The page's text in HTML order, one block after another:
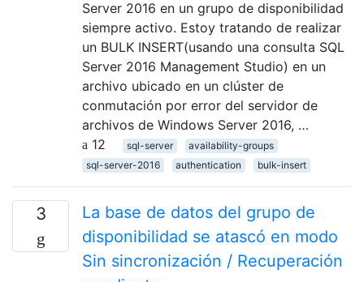
Server 2016 en un grupo de disponibilidad
siempre activo. Estoy tratando de realizar
un BULK INSERT(usando una consulta SQL
Server 2016 Management Studio) en un
archivo ubicado en un clúster de
conmutación por error del servidor de
archivos de Windows Server 2016, …
12
sql-server
availability-groups
sql-server-2016
authentication bulk-insert
3
La base de datos del grupo de
disponibilidad se atascó en modo
Sin sincronización / Recuperación